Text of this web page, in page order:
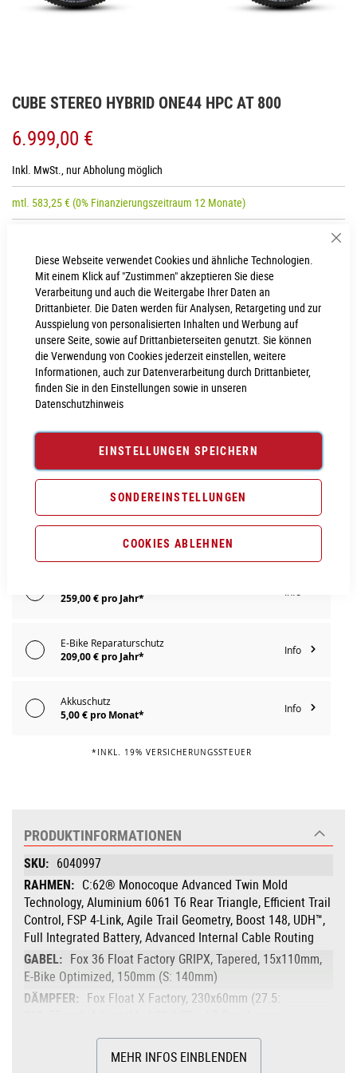
Diese Webseite verwendet Cookies und ähnliche Technologien.
Mit einem Klick auf "Zustimmen" akzeptieren Sie diese
Verarbeitung und auch die Weitergabe Ihrer Daten an
Drittanbieter. Die Daten werden für Analysen, Retargeting und zur
Ausspielung von personalisierten Inhalten und Werbung auf
unsere Seite, sowie auf Drittanbieterseiten genutzt. Sie können
die Verwendung von Cookies jederzeit einstellen, weitere
Informationen, auch zur Datenverarbeitung durch Drittanbieter,
finden Sie in den Einstellungen sowie in unseren
Datenschutzhinweis
EINSTELLUNGEN SPEICHERN
SONDEREINSTELLUNGEN
COOKIES ABLEHNEN
Anfang
Bildgalerie
CUBE STEREO HYBRID ONE44 HPC AT 800
6.999,00 €
Inkl. MwSt., nur Abholung möglich
mtl. 583,25€(0% Finanzierungszeitraum 12 Monate)
RAHMENHÖHE
M XL
IN DEN WARENKORB
PROBEFAHRT VEREINBAREN
Vergleichsliste:hinzufügen|ansehen
Extra Schutz? Jetzt Tarife entdecken!
259,00 € pro Jahr*
E-Bike Reparaturschutz
209,00 € pro Jahr*
Info
Akkuschutz
5,00 € pro Monat*
Info
*INKL. 19% VERSICHERUNGSSTEUER
PRODUKTINFORMATIONEN
Produktinformationen
6040997
C:62® Monocoque Advanced Twin Mold
Technology, Aluminium 6061 T6 Rear Triangle, Efficient Trail
Control, FSP 4-Link, Agile Trail Geometry, Boost 148, UDH™,
Full Integrated Battery, Advanced Internal Cable Routing
Fox 36 Float Factory GRIPX, Tapered, 15x110mm,
E-Bike Optimized, 150mm (S: 140mm)
Fox Float X Factory, 230x60mm (27.5:
Bosch Drive Unit Performance Line CX max.
MEHR INFOS EINBLENDEN